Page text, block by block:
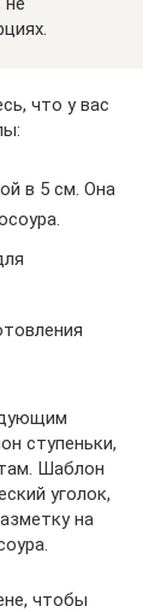
что у вас
в 5 см. Она
ступеньки,
Шаблон
уголок,
на
чтобы